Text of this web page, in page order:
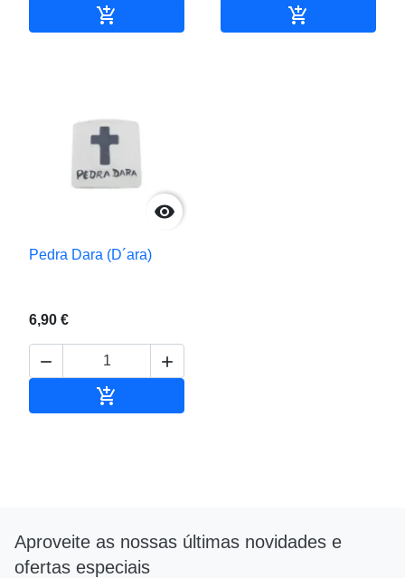
 

Pedra Dara (D´ara)
6,90 €
 

Aproveite as nossas últimas novidades e
ofertas especiais